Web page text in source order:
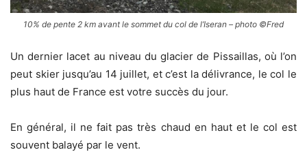
10% de pente 2 km avant le sommet du col de l’Iseran – photo ©Fred
Un dernier lacet au niveau du glacier de Pissaillas, où l’on
peut skier jusqu’au 14 juillet, et c’est la délivrance, le col le
plus haut de France est votre succès du jour.
En général, il ne fait pas très chaud en haut et le col est
souvent balayé par le vent.